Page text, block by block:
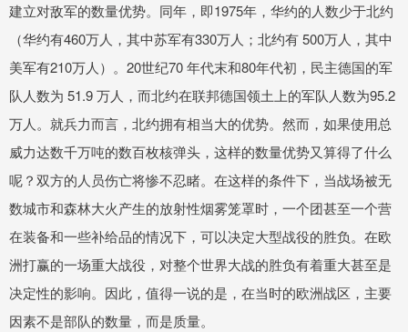
建立对敌军的数量优势。同年，即1975年，华约的人数少于北约
（华约有460万人，其中苏军有330万人；北约有 500万人，其中
美军有210万人）。20世纪70 年代末和80年代初，民主德国的军
队人数为 51.9 万人，而北约在联邦德国领土上的军队人数为95.2
万人。就兵力而言，北约拥有相当大的优势。然而，如果使用总
威力达数千万吨的数百枚核弹头，这样的数量优势又算得了什么
呢？双方的人员伤亡将惨不忍睹。在这样的条件下，当战场被无
数城市和森林大火产生的放射性烟雾笼罩时，一个团甚至一个营
在装备和一些补给品的情况下，可以决定大型战役的胜负。在欧
洲打赢的一场重大战役，对整个世界大战的胜负有着重大甚至是
决定性的影响。因此，值得一说的是，在当时的欧洲战区，主要
因素不是部队的数量，而是质量。